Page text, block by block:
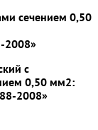
сечением 0,50
2008»
с
0,50 мм2:
2008»